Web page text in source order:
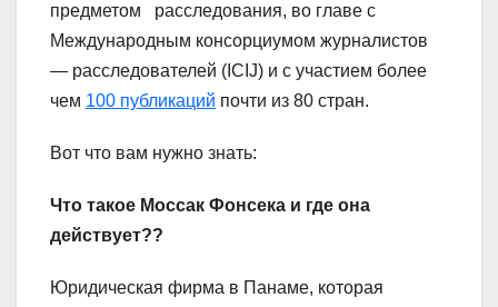
предметом расследования, во главе с
Международным консорциумом журналистов
— расследователей (ICIJ) и с участием более
чем 100 публикаций почти из 80 стран.
Вот что вам нужно знать:
Что такое Моссак Фонсека и где она
действует??
Юридическая фирма в Панаме, которая